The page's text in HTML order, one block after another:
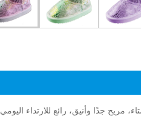
مريح جدًا وأنيق، رائع للارتداء اليومي